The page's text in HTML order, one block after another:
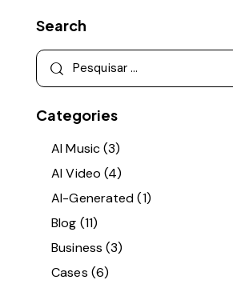
Search
Categories
AI Music(3)
AI Video (4)
AI-Generated(1)
Blog (11)
Business (3)
Cases (6)